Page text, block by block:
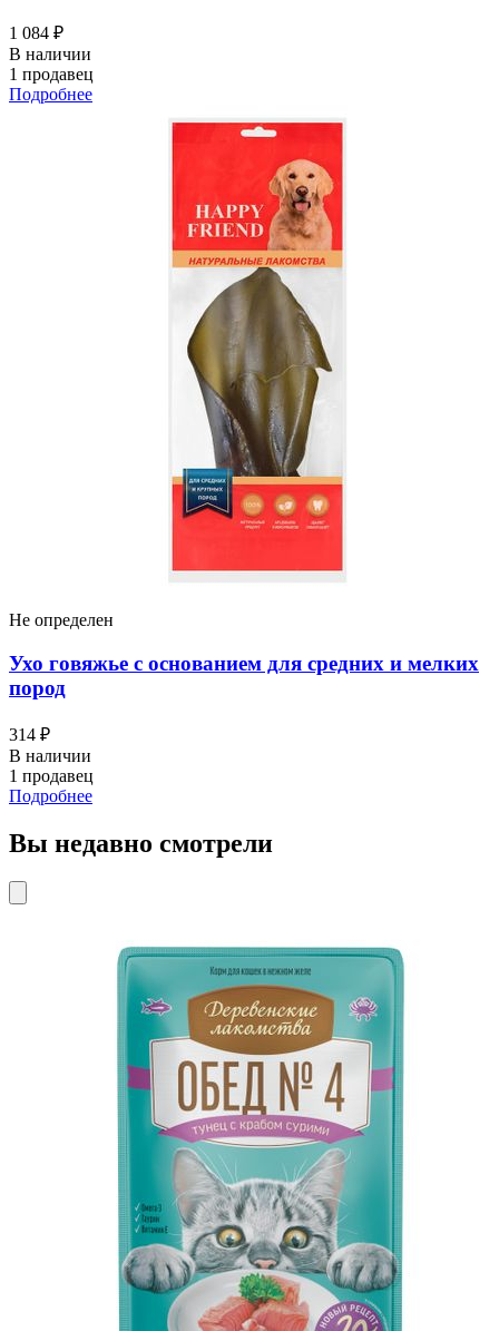
1 084 ₽
В наличии
1 продавец
Подробнее
Не определен
Ухо говяжье с основанием для средних и мелких
пород
314 ₽
В наличии
1 продавец
Подробнее
Вы недавно смотрели